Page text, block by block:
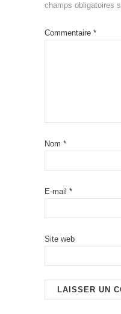
champs obligatoires
Commentaire *
Nom *
E-mail *
Site web